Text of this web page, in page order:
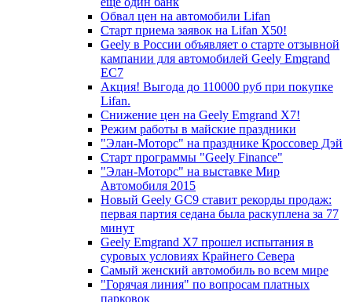
Обвал цен на автомобили Lifan
Старт приема заявок на Lifan X50!
Geely в России объявляет о старте отзывной
кампании для автомобилей Geely Emgrand
EC7
Акция! Выгода до 110000 руб при покупке
Lifan.
Снижение цен на Geely Emgrand X7!
Режим работы в майские праздники
"Элан-Моторс" на празднике Кроссовер Дэй
Старт программы "Geely Finance"
"Элан-Моторс" на выставке Мир
Автомобиля 2015
Новый Geely GC9 ставит рекорды продаж:
первая партия седана была раскуплена за 77
минут
Geely Emgrand X7 прошел испытания в
суровых условиях Крайнего Севера
Самый женский автомобиль во всем мире
"Горячая линия" по вопросам платных
парковок